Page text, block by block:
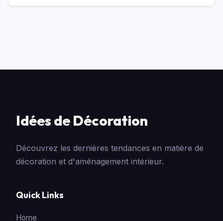
Idées de Décoration
Découvrez les dernières tendances en matière de
décoration et d'aménagement intérieur.
Quick Links
Home